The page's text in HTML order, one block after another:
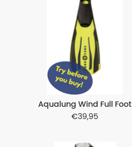
Aqualung Wind Full Foot
39,95